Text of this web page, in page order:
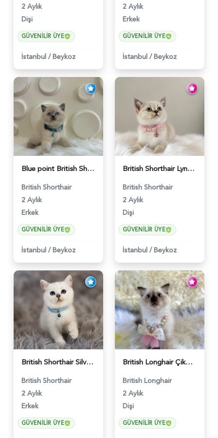
2 Aylık
Dişi
GÜVENILIR ÜYE
İstanbul / Beykoz
2 Aylık
Erkek
GÜVENILIR ÜYE
İstanbul / Beykoz
Blue point British Shorthair Kedim 2 Aylık - 4132
British Shorthair
2 Aylık
Erkek
GÜVENILIR ÜYE
İstanbul / Beykoz
British Shorthair Lynx Point Dişi Yavrumuz Yuva Arıyor - 5148
British Shorthair
2 Aylık
Dişi
GÜVENILIR ÜYE
İstanbul / Beykoz
British Shorthair Silver Point Erkek 2 Aylık - 6122
British Shorthair
2 Aylık
Erkek
GÜVENILIR ÜYE
British Longhair Çikolata Nadir Renk Göz Kamaştırıcı - 6117
British Longhair
2 Aylık
Dişi
GÜVENILIR ÜYE